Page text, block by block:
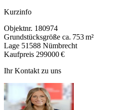
Kurzinfo
Objektnr. 180974
Grundstücksgröße ca. 753 m²
Lage 51588 Nümbrecht
Kaufpreis 299000 €
Ihr Kontakt zu uns